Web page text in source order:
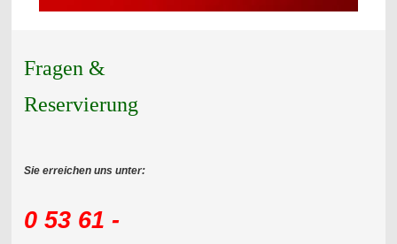
Fragen &
Reservierung
Sie erreichen uns unter:
0 53 61 -